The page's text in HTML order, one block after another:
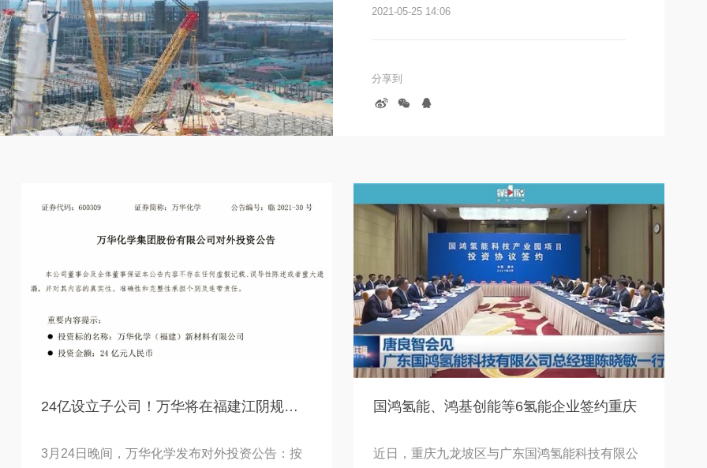
塔顺利完成吊装。装置首台超限塔器完
成吊装，标志着乙烯装置向项目中交又
2021-05-25 14:06
分享到
24亿设立子公司！万华将在福建江阴规划石化产业链，含PDH及丙烯下游
3月24日晚间，万华化学发布对外投资公告：按
国鸿氢能、鸿基创能等6氢能企业签约重庆
近日，重庆九龙坡区与广东国鸿氢能科技有限公